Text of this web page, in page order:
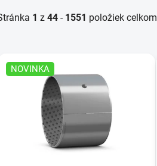
1 z 44 - 1551 položiek celkom
NOVINKA